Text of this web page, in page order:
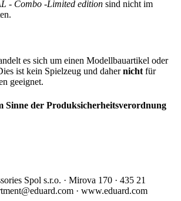
- Combo -Limited edition sind nicht im
es sich um einen Modellbauartikel oder
ist kein Spielzeug und dahernicht für
geeignet.
Sinne der Produksicherheitsverordnung
Spol s.r.o. · Mirova 170 · 435 21
· www.eduard.com